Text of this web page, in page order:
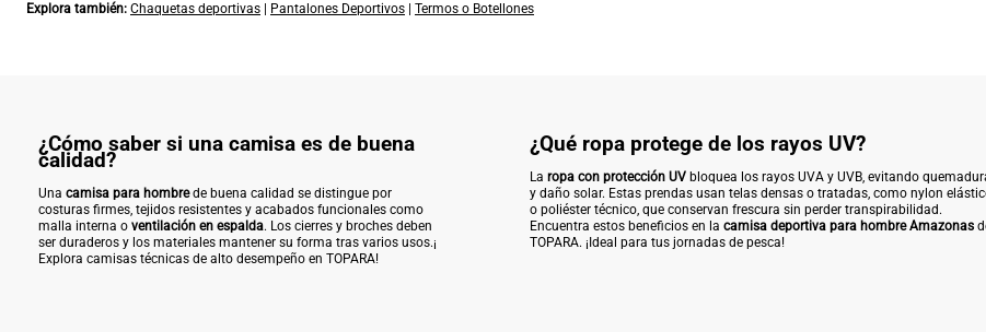
Explora también: Chaquetas deportivas Pantalones Deportivos Termos o Botellones
¿Cómo saber si una camisa es de buena
calidad?
Una camisa para hombrede buena calidad se distingue por
costuras firmes, tejidos resistentes y acabados funcionales como
malla interna o ventilación en espalda. Los cierres y broches deben
ser duraderos y los materiales mantener su forma tras varios usos.¡
Explora camisas técnicas de alto desempeño en TOPARA!
¿Qué ropa protege de los rayos UV?
Laropa con protección UV bloquea los rayos UVA y UVB, evitando
y daño solar. Estas prendas usan telas densas o tratadas, como nylon
o poliéster técnico, que conservan frescura sin perder transpirabilidad.
Encuentra estos beneficios en lacamisa deportiva para hombre Amazonas
TOPARA. ¡Ideal para tus jornadas de pesca!